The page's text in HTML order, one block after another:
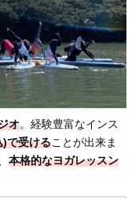
オ。経験豊富なインス
)で受けることが出来ま
本格的なヨガレッスン